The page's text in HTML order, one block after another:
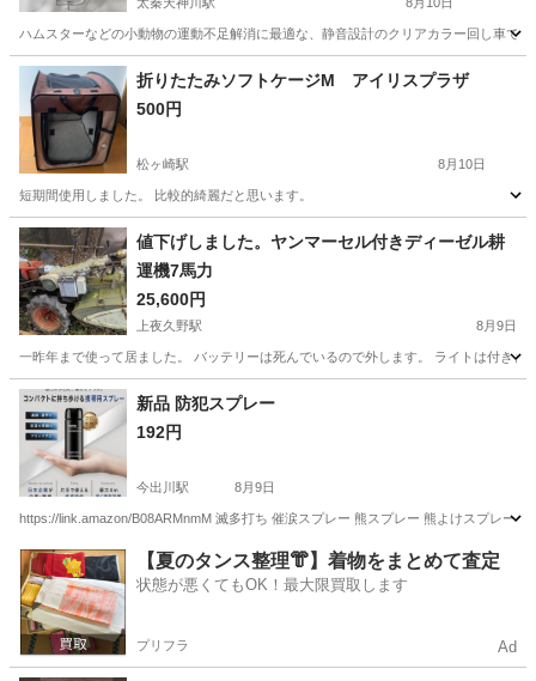
ハムスターなどの小動物の運動不足解消に最適な、静音設計のクリアカラー回し車で
京都 京都市 太秦天神川駅 その他
折りたたみソフトケージM アイリスプラザ
500円
松ヶ崎駅 8月10日
短期間使用しました。 比較的綺麗だと思います。
京都 京都市 松ヶ崎駅 その他 アイリス
値下げしました。ヤンマーセル付きディーゼル耕
運機7馬力
25,600円
上夜久野駅 8月9日
一昨年まで使って居ました。 バッテリーは死んでいるので外します。 ライトは付き
京都 福知山市 上夜久野駅
新品 防犯スプレー
192円
今出川駅 8月9日
https://link.amazon/B08ARMnmM 滅多打ち 催涙スプレー 熊スプレー 熊よけスプレー
京都 京都市 今出川駅 その他 スプレー
【夏のタンス整理👘】着物をまとめて査定
状態が悪くてもOK！最大限買取します
プリフラ Ad